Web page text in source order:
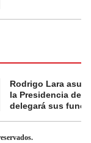
Rodrigo Lara
la Presidencia del
delegará sus